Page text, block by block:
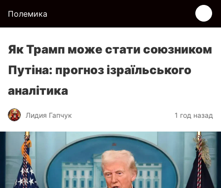
Полемика
Як Трамп може стати союзником
Путіна: прогноз ізраїльського
аналітика
Лидия Гапчук 1 год назад